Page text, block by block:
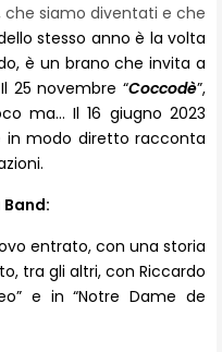
che siamo diventati e che
stesso anno è la volta
è un brano che invita a
25 novembre “Coccodè”,
ma… Il 16 giugno 2023
in modo diretto racconta
entrato, con una storia
tra gli altri, con Riccardo
e in “Notre Dame de